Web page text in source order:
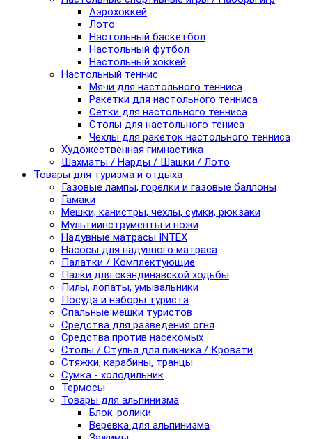
Аэрохоккей
Лото
Настольный баскетбол
Настольный футбол
Настольный хоккей
Настольный теннис
Мячи для настольного тенниса
Ракетки для настольного тенниса
Сетки для настольного тенниса
Столы для настольного тениса
Чехлы для ракеток настольного тенниса
Художественная гимнастика
Шахматы / Нарды / Шашки / Лото
Товары для туризма и отдыха
Газовые лампы, горелки и газовые баллоны
Гамаки
Мешки, канистры, чехлы, сумки, рюкзаки
Мультиинструменты и ножи
Надувные матрасы INTEX
Насосы для надувного матраса
Палатки / Комплектующие
Палки для скандинавской ходьбы
Пилы, лопаты, умывальники
Посуда и наборы туриста
Спальные мешки туристов
Средства для разведения огня
Средства против насекомых
Столы / Стулья для пикника / Кровати
Стяжки, карабины, транцы
Сумка - холодильник
Термосы
Товары для альпинизма
Блок-ролики
Веревка для альпинизма